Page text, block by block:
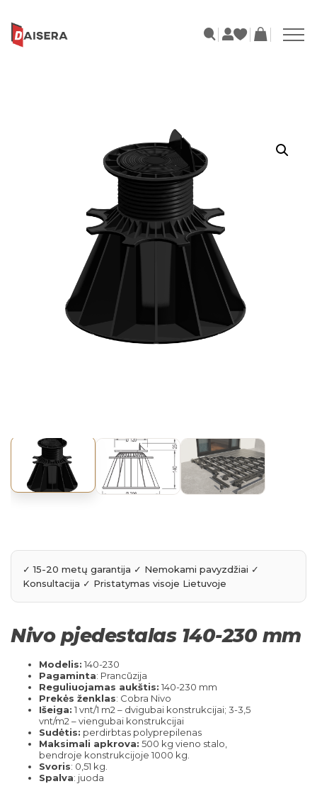
Nivo pjedestalas 140-230 mm
Modelis: 140-230
Pagaminta: Prancūzija
Reguliuojamas aukštis: 140-230 mm
Prekės ženklas: Cobra Nivo
Išeiga: 1 vnt/1 m2 – dvigubai konstrukcijai; 3-3,5
vnt/m2 – viengubai konstrukcijai
Sudėtis: perdirbtas polyprepilenas
Maksimali apkrova: 500 kg vieno stalo,
bendroje konstrukcijoje 1000 kg.
Svoris: 0,51 kg.
Spalva: juoda